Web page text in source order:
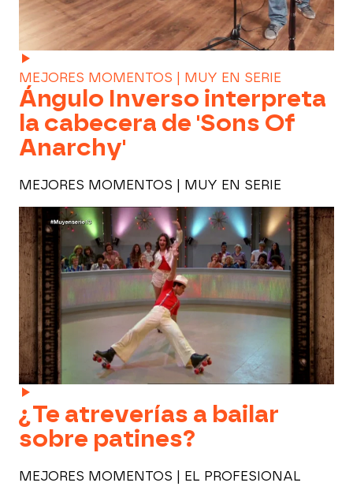
MEJORES MOMENTOS | MUY EN SERIE
Ángulo Inverso interpreta
la cabecera de 'Sons Of
Anarchy'
MEJORES MOMENTOS | MUY EN SERIE
¿Te atreverías a bailar
sobre patines?
MEJORES MOMENTOS | EL PROFESIONAL